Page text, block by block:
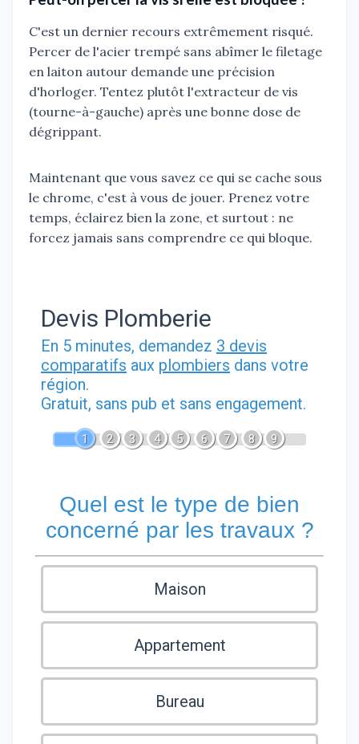
C'est un dernier recours extrêmement risqué.
Percer de l'acier trempé sans abîmer le filetage
en laiton autour demande une précision
d'horloger. Tentez plutôt l'extracteur de vis
(tourne-à-gauche) après une bonne dose de
dégrippant.
Maintenant que vous savez ce qui se cache sous
le chrome, c'est à vous de jouer. Prenez votre
temps, éclairez bien la zone, et surtout : ne
forcez jamais sans comprendre ce qui bloque.
Devis Plomberie
En 5 minutes, demandez 3 devis
comparatifs aux plombiers dans votre
région.
Gratuit, sans pub et sans engagement.
1 2 3 4 5 6 7 8 9
Quel est le type de bien
concerné par les travaux ?
Maison
Appartement
Bureau